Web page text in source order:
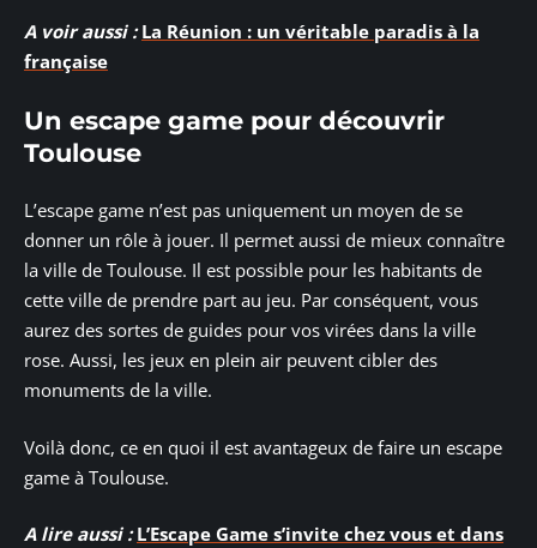
A voir aussi : La Réunion : un véritable paradis à la
française
Un escape game pour découvrir
Toulouse
L’escape game n’est pas uniquement un moyen de se
donner un rôle à jouer. Il permet aussi de mieux connaître
la ville de Toulouse. Il est possible pour les habitants de
cette ville de prendre part au jeu. Par conséquent, vous
aurez des sortes de guides pour vos virées dans la ville
rose. Aussi, les jeux en plein air peuvent cibler des
monuments de la ville.
Voilà donc, ce en quoi il est avantageux de faire un escape
game à Toulouse.
A lire aussi : L’Escape Game s’invite chez vous et dans